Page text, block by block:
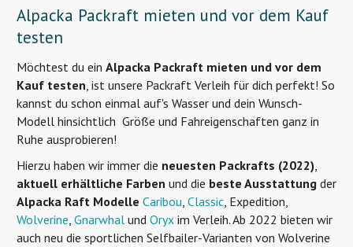
Alpacka Packraft mieten und vor dem Kauf
testen
Möchtest du ein Alpacka Packraft mieten und vor dem
Kauf testen, ist unsere Packraft Verleih für dich perfekt! So
kannst du schon einmal auf's Wasser und dein Wunsch-
Modell hinsichtlich Größe und Fahreigenschaften ganz in
Ruhe ausprobieren!
Hierzu haben wir immer die neuesten Packrafts (2022),
aktuell erhältliche Farben und die beste Ausstattung der
Alpacka Raft Modelle Caribou, Classic, Expedition,
Wolverine, Gnarwhal und Oryx im Verleih. Ab 2022 bieten wir
auch neu die sportlichen Selfbailer-Varianten von Wolverine